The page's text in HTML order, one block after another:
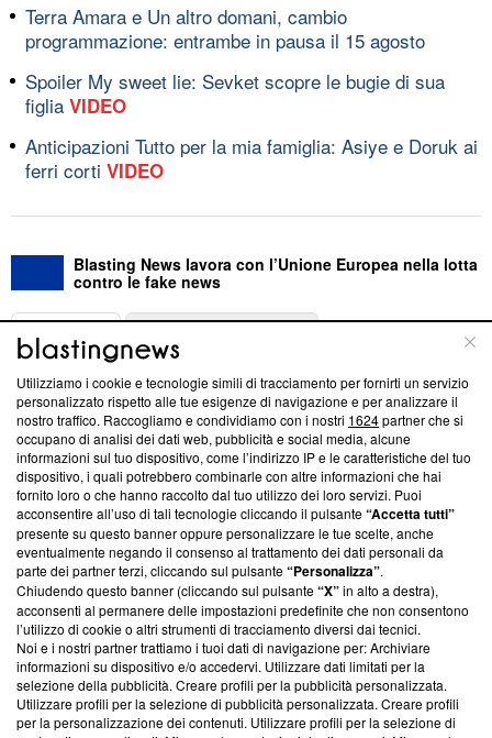
Terra Amara e Un altro domani, cambio
programmazione: entrambe in pausa il 15 agosto
Spoiler My sweet lie: Sevket scopre le bugie di sua
figlia VIDEO
Anticipazioni Tutto per la mia famiglia: Asiye e Doruk ai
ferri corti VIDEO
Blasting News lavora con l’Unione Europea nella lotta
contro le fake news
ABOUT
Questa sezione offre informazioni trasparenti su Blasting
News, sui nostri processi editoriali e su come ci impegniamo a
creare news di qualità. Inoltre, afferma la nostra aderenza a
‘Trust Project - News with Integrity’Blasting News non è
ancora membro del programma, ma ha richiesto di farne
parte; Trust Project non ha ancora effettuato una verifica di
conformità agli standard.
Su di noi
Team editoriale
Corporate
Redazione
Informativa Privacy
Utilizziamo i cookie e tecnologie simili di tracciamento per fornirti un servizio
personalizzato rispetto alle tue esigenze di navigazione e per analizzare il
nostro traffico. Raccogliamo e condividiamo con i nostri 1624partner che si
occupano di analisi dei dati web, pubblicità e social media, alcune
informazioni sul tuo dispositivo, come l’indirizzo IP e le caratteristiche del tuo
dispositivo, i quali potrebbero combinarle con altre informazioni che hai
fornito loro o che hanno raccolto dal tuo utilizzo dei loro servizi. Puoi
acconsentire all’uso di tali tecnologie cliccando il pulsante“Accetta tutti”
presente su questo banner oppure personalizzare le tue scelte, anche
eventualmente negando il consenso al trattamento dei dati personali da
parte dei partner terzi, cliccando sul pulsante“Personalizza”.
Chiudendo questo banner (cliccando sul pulsante“X”in alto a destra),
acconsenti al permanere delle impostazioni predefinite che non consentono
l’utilizzo di cookie o altri strumenti di tracciamento diversi dai tecnici.
Noi e i nostri partner trattiamo i tuoi dati di navigazione per: Archiviare
informazioni su dispositivo e/o accedervi. Utilizzare dati limitati per la
selezione della pubblicità. Creare profili per la pubblicità personalizzata.
Utilizzare profili per la selezione di pubblicità personalizzata. Creare profili
per la personalizzazione dei contenuti. Utilizzare profili per la selezione di